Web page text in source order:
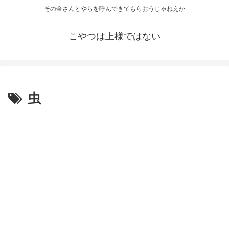
その金さんとやらを呼んできてもらおうじゃねえか
こやつは上様ではない
虫